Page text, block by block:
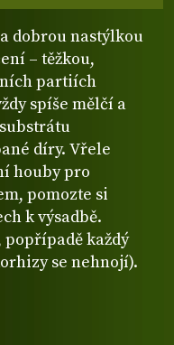
dobrou nastýlkou
– těžkou,
partiích
spíše mělčí a
díry. Vřele
houby pro
pomozte si
k výsadbě.
každý
se nehnojí).